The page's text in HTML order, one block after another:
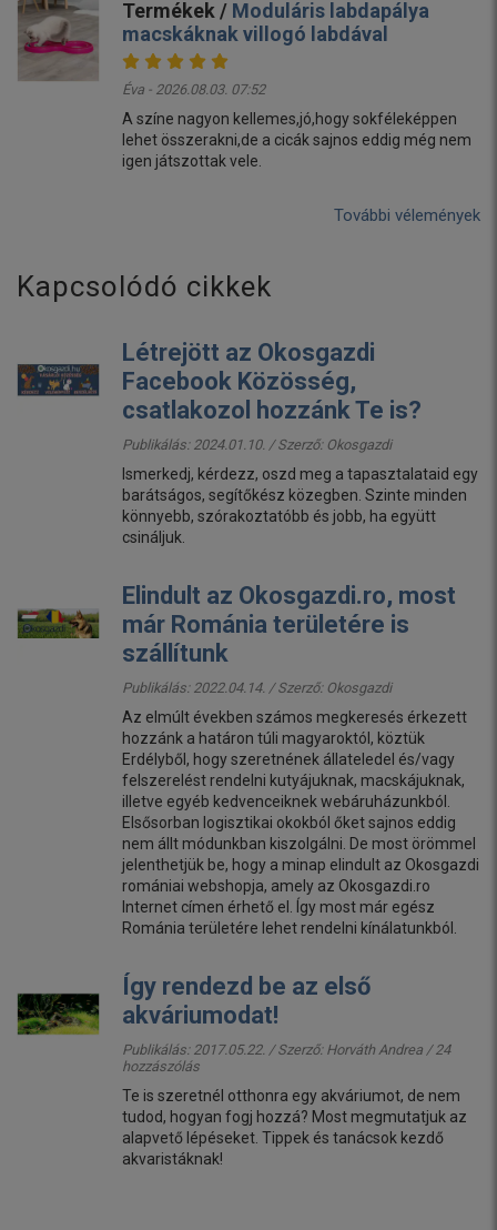
Termékek / Moduláris labdapálya
macskáknak villogó labdával
Éva - 2026.08.03. 07:52
A színe nagyon kellemes,jó,hogy sokféleképpen
lehet összerakni,de a cicák sajnos eddig még nem
igen játszottak vele.
További vélemények
Kapcsolódó cikkek
Létrejött az Okosgazdi
Facebook Közösség,
csatlakozol hozzánk Te is?
Publikálás: 2024.01.10. / Szerző: Okosgazdi
Ismerkedj, kérdezz, oszd meg a tapasztalataid egy
barátságos, segítőkész közegben. Szinte minden
könnyebb, szórakoztatóbb és jobb, ha együtt
csináljuk.
Elindult az Okosgazdi.ro, most
már Románia területére is
szállítunk
Publikálás: 2022.04.14. / Szerző: Okosgazdi
Az elmúlt években számos megkeresés érkezett
hozzánk a határon túli magyaroktól, köztük
Erdélyből, hogy szeretnének állateledel és/vagy
felszerelést rendelni kutyájuknak, macskájuknak,
illetve egyéb kedvenceiknek webáruházunkból.
Elsősorban logisztikai okokból őket sajnos eddig
nem állt módunkban kiszolgálni. De most örömmel
jelenthetjük be, hogy a minap elindult az Okosgazdi
romániai webshopja, amely az Okosgazdi.ro
Internet címen érhető el. Így most már egész
Románia területére lehet rendelni kínálatunkból.
Így rendezd be az első
akváriumodat!
Publikálás: 2017.05.22. / Szerző: Horváth Andrea / 24
hozzászólás
Te is szeretnél otthonra egy akváriumot, de nem
tudod, hogyan fogj hozzá? Most megmutatjuk az
alapvető lépéseket. Tippek és tanácsok kezdő
akvaristáknak!